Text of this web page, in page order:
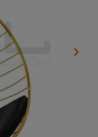
keyboard_arrow_right